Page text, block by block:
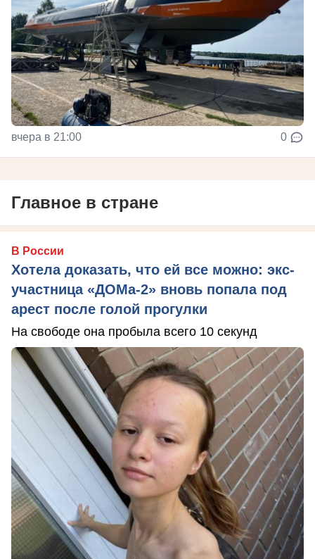
вчера в 21:00 0
Главное в стране
В России
Хотела доказать, что ей все можно: экс-
участница «ДОМа-2» вновь попала под
арест после голой прогулки
На свободе она пробыла всего 10 секунд